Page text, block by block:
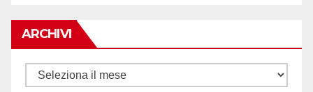
ARCHIVI
Archivi